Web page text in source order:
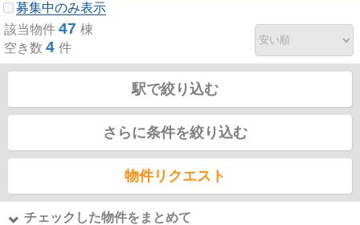
募集中のみ表示
該当物件 47 棟
空き数 4 件
駅で絞り込む
さらに条件を絞り込む
物件リクエスト
チェックした物件をまとめて